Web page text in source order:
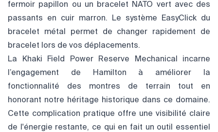
fermoir papillon ou un bracelet NATO vert avec des
passants en cuir marron. Le système EasyClick du
bracelet métal permet de changer rapidement de
bracelet lors de vos déplacements.
La Khaki Field Power Reserve Mechanical incarne
l’engagement de Hamilton à améliorer la
fonctionnalité des montres de terrain tout en
honorant notre héritage historique dans ce domaine.
Cette complication pratique offre une visibilité claire
de l'énergie restante, ce qui en fait un outil essentiel